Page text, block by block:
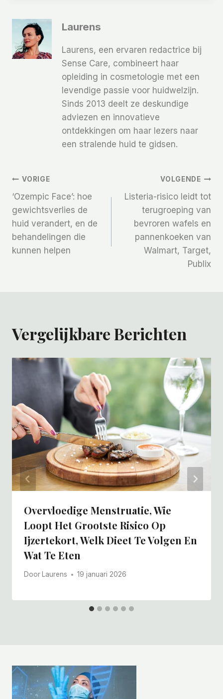
Laurens
Laurens, een ervaren redactrice bij
Sense Care, combineert haar
opleiding in cosmetologie met een
levendige passie voor huidwelzijn.
Sinds 2013 deelt ze deskundige
adviezen en innovatieve
ontdekkingen om haar lezers naar
een stralende huid te gidsen.
Bericht
Navigatie
VORIGE
‘Ozempic Face’: hoe
gewichtsverlies de
huid verandert, en de
behandelingen die
kunnen helpen
VOLGENDE
Listeria-risico leidt tot
terugroeping van
bevroren wafels en
pannenkoeken van
Walmart, Target,
Publix
Vergelijkbare Berichten
Overvloedige Menstruatie, Wie
Loopt Het Grootste Risico Op
Ijzertekort, Welk Dieet Te Volgen En
Wat Te Eten
Door Laurens 19 januari 2026